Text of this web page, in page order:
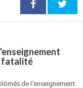
fatalité
de l’enseignement